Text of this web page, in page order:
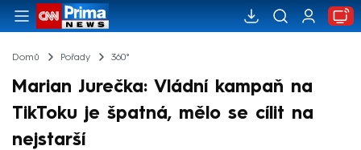
Domů Pořady 360°
Marian Jurečka: Vládní kampaň na
TikToku je špatná, mělo se cílit na
nejstarší